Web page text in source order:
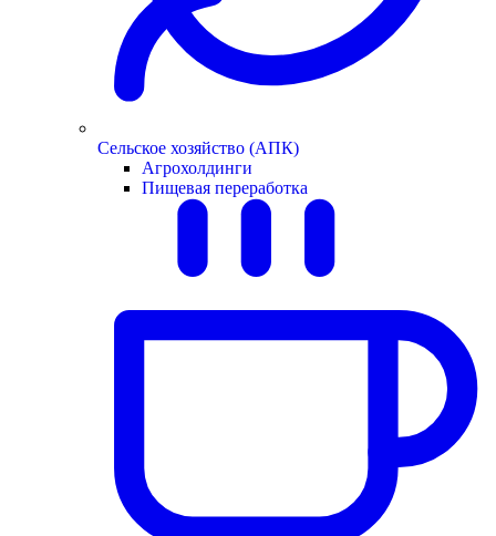
Сельское хозяйство (АПК)
Агрохолдинги
Пищевая переработка